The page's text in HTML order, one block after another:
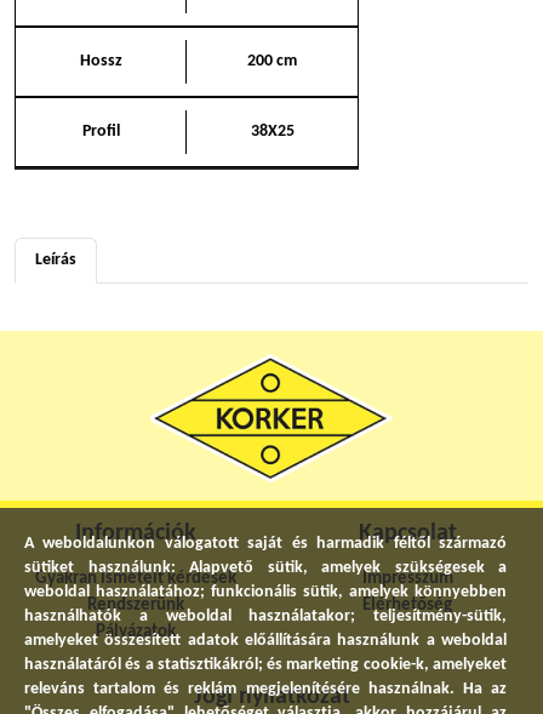
Hossz 200 cm
Profil 38X25
Leírás
Információk
Gyakran ismételt kérdések
Rendszerünk
Pályázatok
Kapcsolat
Impresszum
Elérhetőség
Jogi nyilatkozat
A weboldalunkon válogatott saját és harmadik féltől származó
sütiket használunk: Alapvető sütik, amelyek szükségesek a
weboldal használatához; funkcionális sütik, amelyek könnyebben
használhatók a weboldal használatakor; teljesítmény-sütik,
amelyeket összesített adatok előállítására használunk a weboldal
használatáról és a statisztikákról; és marketing cookie-k, amelyeket
releváns tartalom és reklám megjelenítésére használnak. Ha az